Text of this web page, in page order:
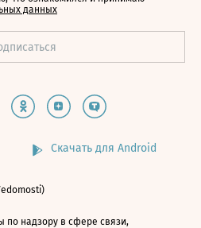
данных
Скачать для Android
надзору в сфере связи,